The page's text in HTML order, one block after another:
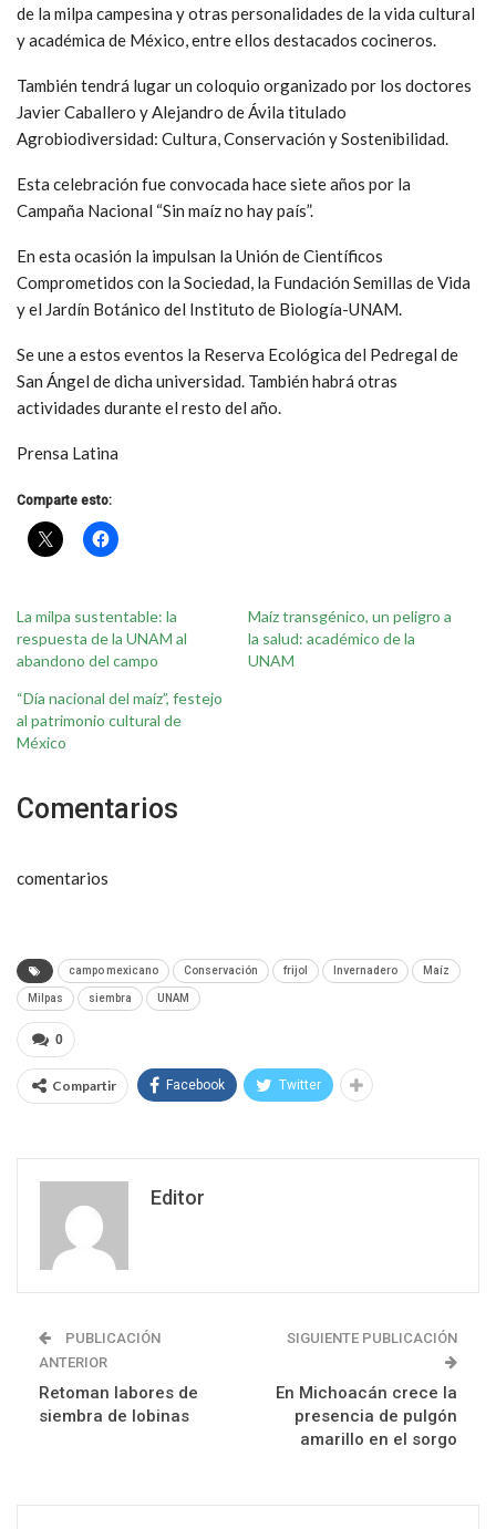
de la milpa campesina y otras personalidades de la vida cultural
y académica de México, entre ellos destacados cocineros.
También tendrá lugar un coloquio organizado por los doctores
Javier Caballero y Alejandro de Ávila titulado
Agrobiodiversidad: Cultura, Conservación y Sostenibilidad.
Esta celebración fue convocada hace siete años por la
Campaña Nacional “Sin maíz no hay país”.
En esta ocasión la impulsan la Unión de Científicos
Comprometidos con la Sociedad, la Fundación Semillas de Vida
y el Jardín Botánico del Instituto de Biología-UNAM.
Se une a estos eventos la Reserva Ecológica del Pedregal de
San Ángel de dicha universidad. También habrá otras
actividades durante el resto del año.
Prensa Latina
Comparte esto:
La milpa sustentable: la
respuesta de la UNAM al
abandono del campo
Maíz transgénico, un peligro a
la salud: académico de la
UNAM
“Día nacional del maíz”, festejo
al patrimonio cultural de
México
Comentarios
comentarios
campo mexicano Conservación frijol Invernadero Maíz
Milpas siembra UNAM
0
Compartir Facebook Twitter
Editor
PUBLICACIÓN
ANTERIOR
Retoman labores de
siembra de lobinas
SIGUIENTE PUBLICACIÓN
En Michoacán crece la
presencia de pulgón
amarillo en el sorgo